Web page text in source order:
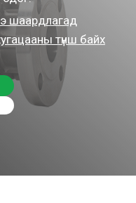
шаардлагад
түнш байх